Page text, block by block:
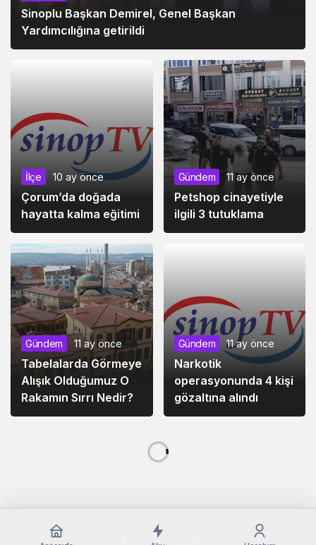
Sinoplu Başkan Demirel, Genel Başkan
Yardımcılığına getirildi
İlçe 10 ay önce
Çorum’da doğada
hayatta kalma eğitimi
Gündem 11 ay önce
Petshop cinayetiyle
ilgili 3 tutuklama
Gündem 11 ay önce
Tabelalarda Görmeye
Alışık Olduğumuz O
Rakamın Sırrı Nedir?
Gündem 11 ay önce
Narkotik
operasyonunda 4 kişi
gözaltına alındı
11 ay önce